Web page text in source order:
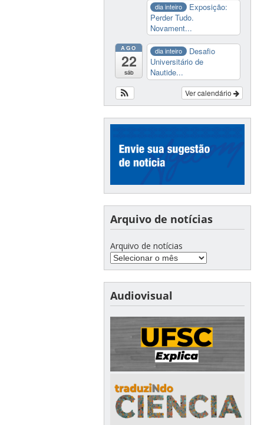
dia inteiro
Exposição:
Perder Tudo.
Novament...
AGO
22
sáb
dia inteiro
Desafio
Universitário de
Nautide...
Ver calendário
Arquivo de notícias
Arquivo de notícias
Audiovisual